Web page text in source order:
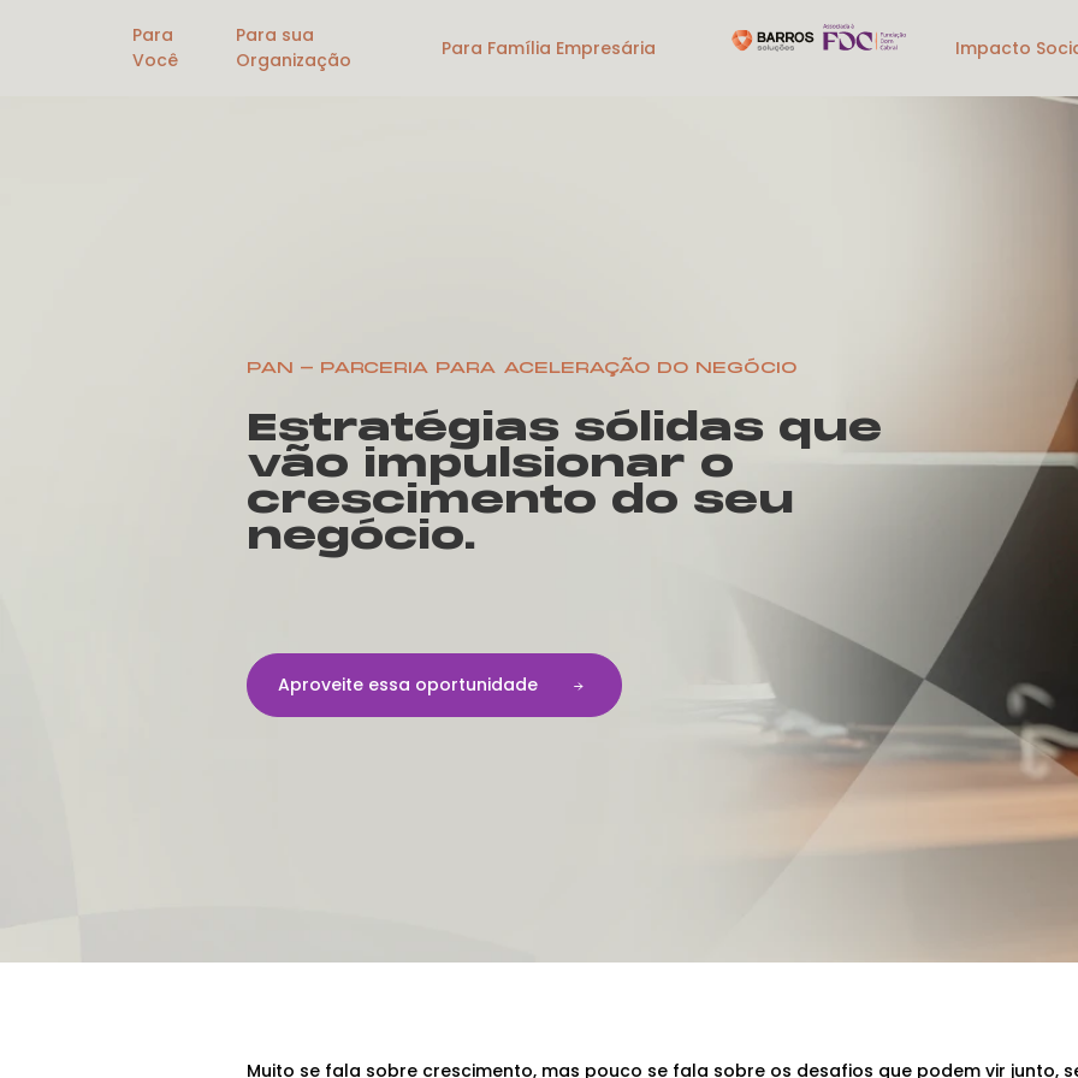
Para
Você
Para sua
Organização
Para Família Empresária Impacto
PAN - PARCERIA PARA ACELERAÇÃO DO NEGÓCIO
Estratégias sólidas que
vão impulsionar o
crescimento do seu
negócio.
Aproveite essa oportunidade
Muito se fala sobre crescimento, mas pouco se fala sobre os desafios que podem vir junto,